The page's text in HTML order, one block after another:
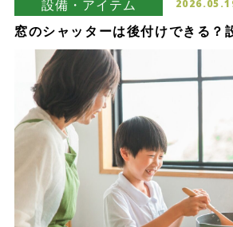
設備・アイテム
窓のシャッターは後付けできる？
や導入のメリット・デメリット